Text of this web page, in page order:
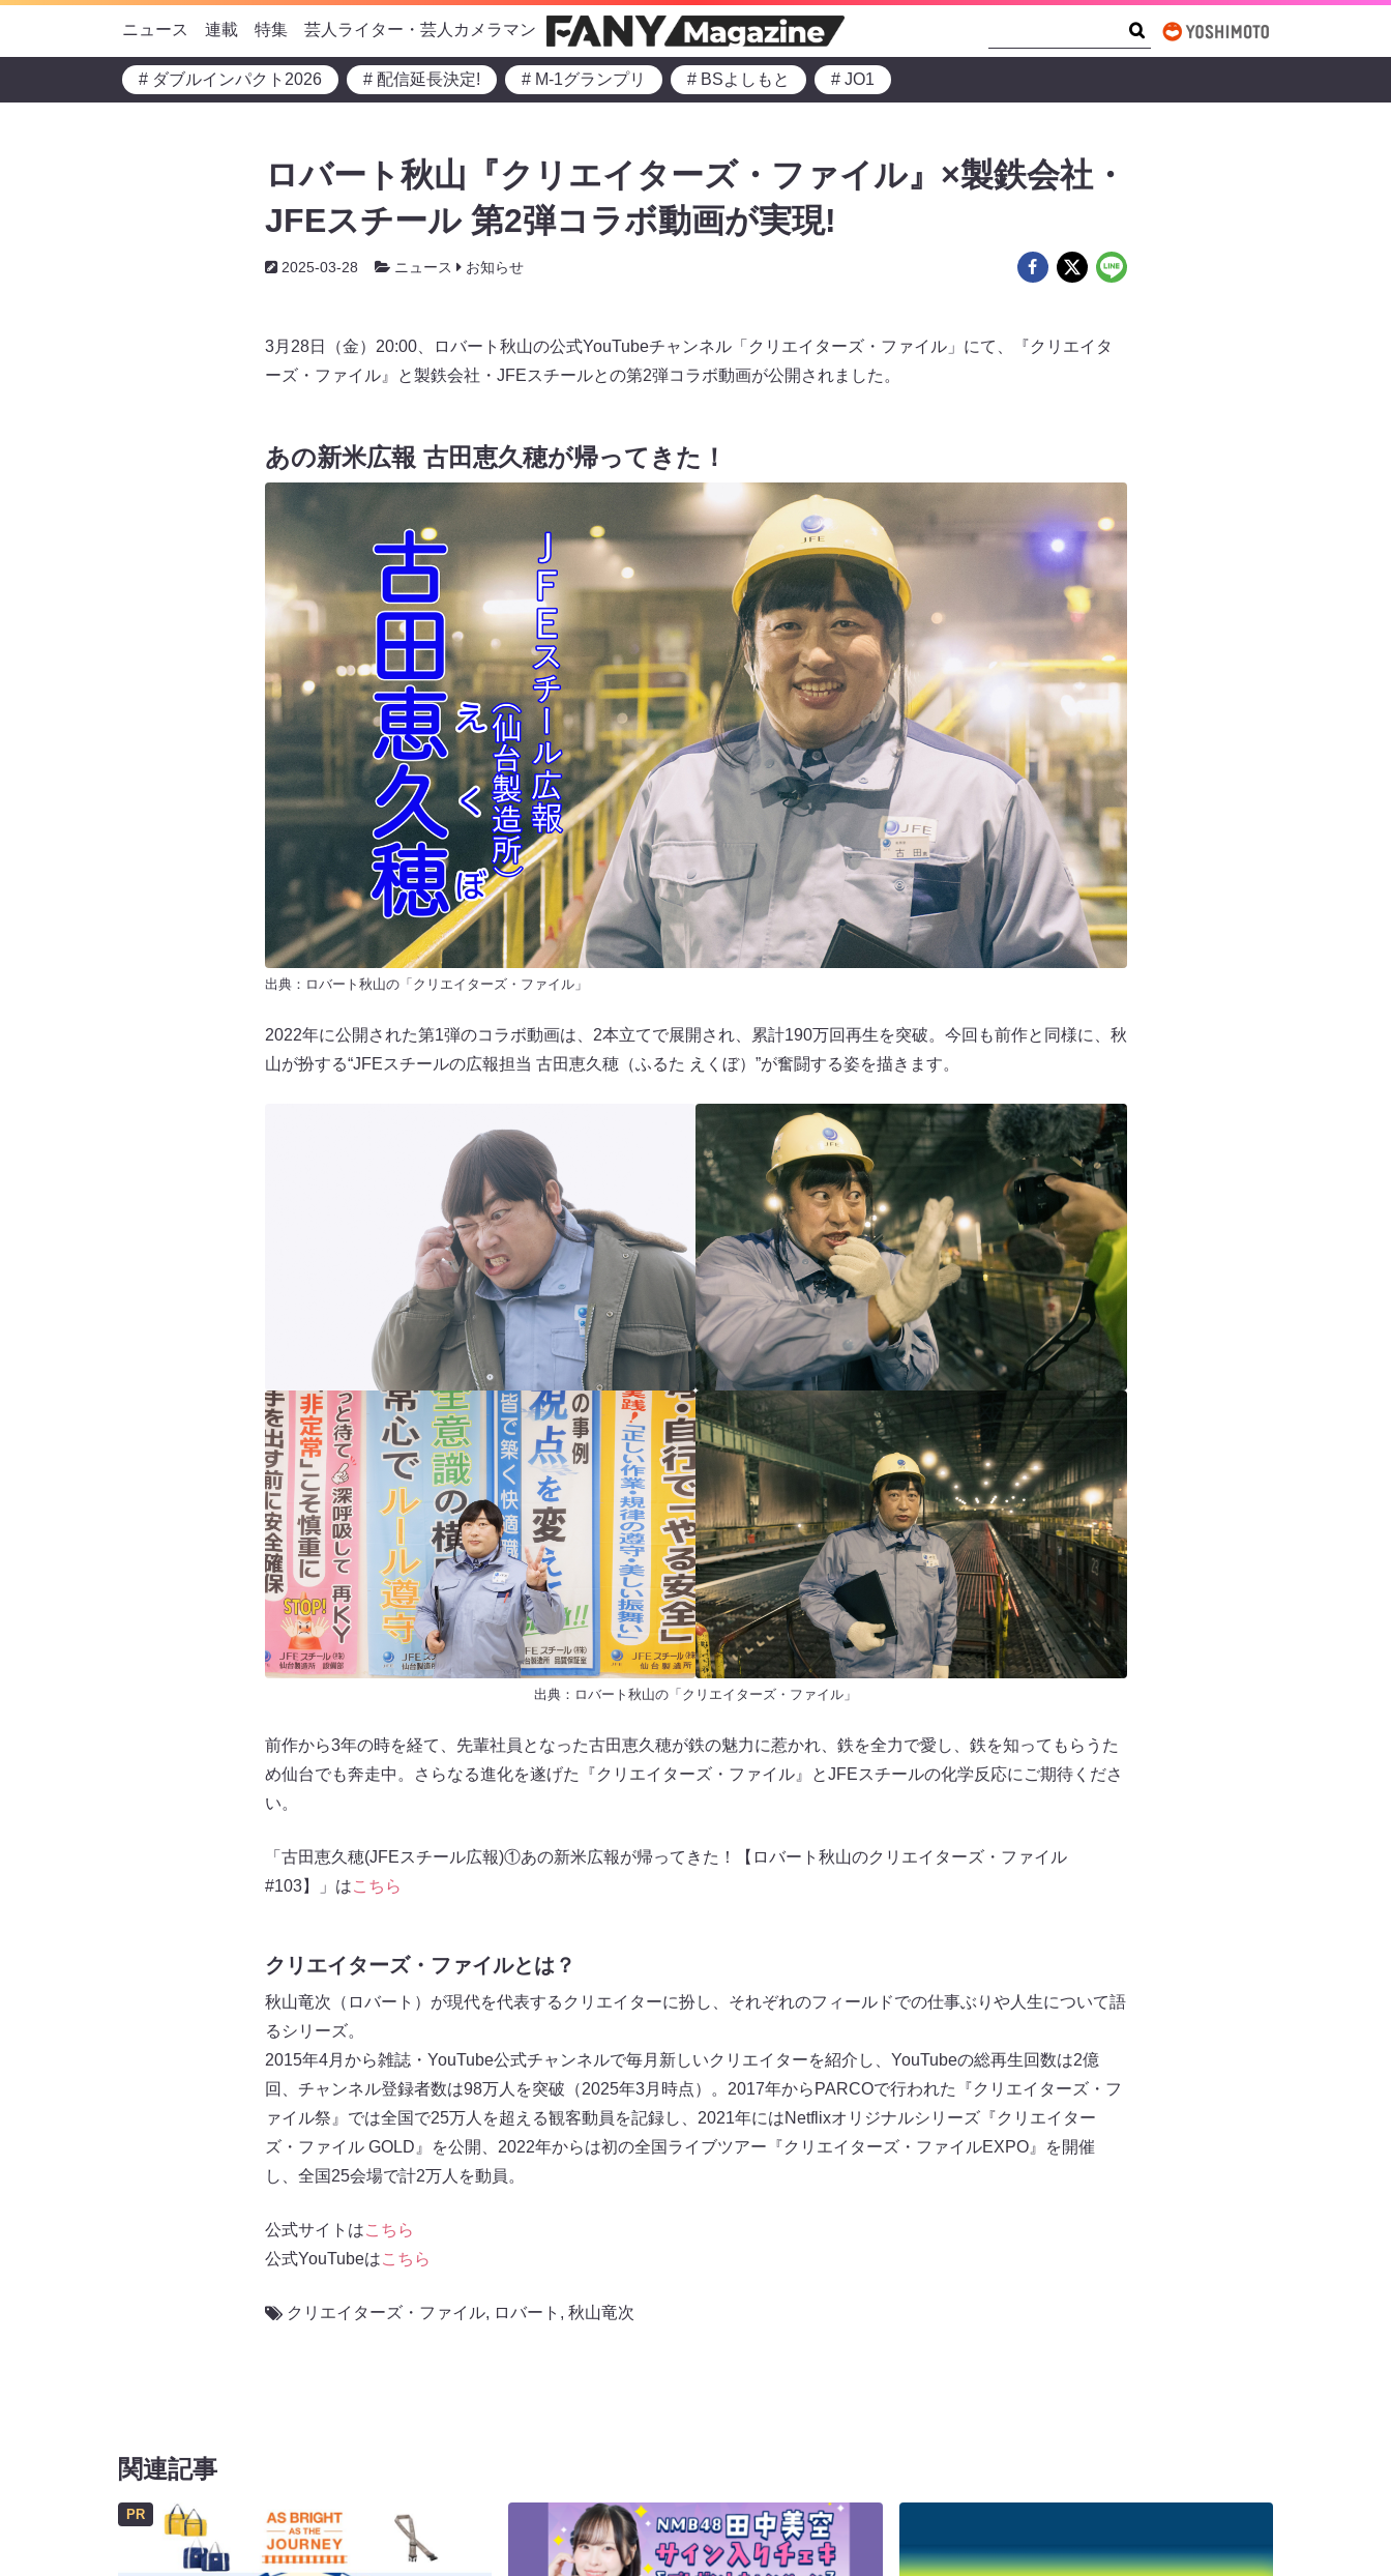
ニュース 連載 特集 芸人ライター・芸人カメラマン
# ダブルインパクト2026 # 配信延長決定! # M-1グランプリ # BSよしもと # JO1
ロバート秋山『クリエイターズ・ファイル』×製鉄会社・
JFEスチール 第2弾コラボ動画が実現!
2025-03-28 ニュース お知らせ
3月28日（金）20:00、ロバート秋山の公式YouTubeチャンネル「クリエイターズ・ファイル」にて、『クリエイタ
ーズ・ファイル』と製鉄会社・JFEスチールとの第2弾コラボ動画が公開されました。
あの新米広報 古田恵久穂が帰ってきた！
出典： ロバート秋山の「クリエイターズ・ファイル」
2022年に公開された第1弾のコラボ動画は、2本立てで展開され、累計190万回再生を突破。今回も前作と同様に、秋
山が扮する“JFEスチールの広報担当 古田恵久穂（ふるた えくぼ）”が奮闘する姿を描きます。
出典： ロバート秋山の「クリエイターズ・ファイル」
前作から3年の時を経て、先輩社員となった古田恵久穂が鉄の魅力に惹かれ、鉄を全力で愛し、鉄を知ってもらうた
め仙台でも奔走中。さらなる進化を遂げた『クリエイターズ・ファイル』とJFEスチールの化学反応にご期待くださ
い。
「古田恵久穂(JFEスチール広報)①あの新米広報が帰ってきた！【ロバート秋山のクリエイターズ・ファイル
#103】」はこちら
クリエイターズ・ファイルとは？
秋山竜次（ロバート）が現代を代表するクリエイターに扮し、それぞれのフィールドでの仕事ぶりや⼈⽣について語
るシリーズ。
2015年4⽉から雑誌・YouTube公式チャンネルで毎⽉新しいクリエイターを紹介し、YouTubeの総再生回数は2億
回、チャンネル登録者数は98万人を突破（2025年3月時点）。2017年からPARCOで行われた『クリエイターズ・フ
ァイル祭』では全国で25万人を超える観客動員を記録し、2021年にはNetflixオリジナルシリーズ『クリエイター
ズ・ファイル GOLD』を公開、2022年からは初の全国ライブツアー『クリエイターズ・ファイルEXPO』を開催
し、全国25会場で計2万人を動員。
公式サイトはこちら
公式YouTubeはこちら
クリエイターズ・ファイル, ロバート , 秋山竜次
関連記事
PR